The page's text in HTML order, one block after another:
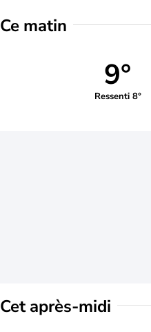
Ce matin
9°
Ressenti 8°
Cet après-midi